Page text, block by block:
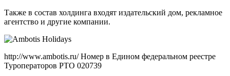
Также в состав холдинга входят издательский дом, рекламное
агентство и другие компании.
http://www.ambotis.ru/ Номер в Едином федеральном реестре
Туроператоров РТО 020739